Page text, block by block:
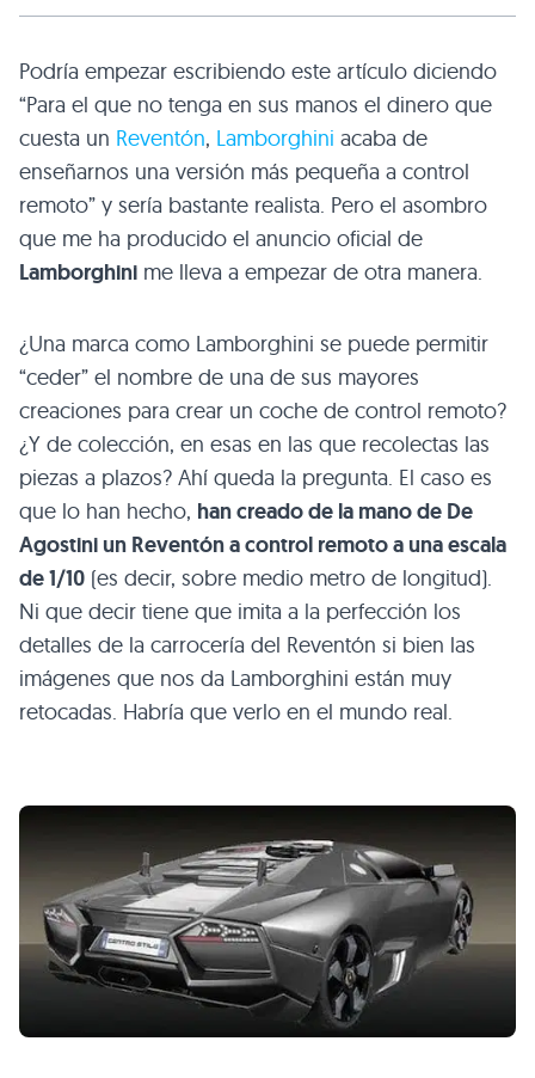
Podría empezar escribiendo este artículo diciendo
“Para el que no tenga en sus manos el dinero que
cuesta un Reventón, Lamborghini acaba de
enseñarnos una versión más pequeña a control
remoto” y sería bastante realista. Pero el asombro
que me ha producido el anuncio oficial de
Lamborghini me lleva a empezar de otra manera.
¿Una marca como Lamborghini se puede permitir
“ceder” el nombre de una de sus mayores
creaciones para crear un coche de control remoto?
¿Y de colección, en esas en las que recolectas las
piezas a plazos? Ahí queda la pregunta. El caso es
que lo han hecho, han creado de la mano de De
Agostini un Reventón a control remoto a una escala
de 1/10 (es decir, sobre medio metro de longitud).
Ni que decir tiene que imita a la perfección los
detalles de la carrocería del Reventón si bien las
imágenes que nos da Lamborghini están muy
retocadas. Habría que verlo en el mundo real.